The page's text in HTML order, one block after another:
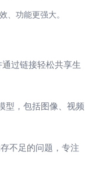
、功能更强大。
过链接轻松共享生
型，包括图像、视频
不足的问题，专注